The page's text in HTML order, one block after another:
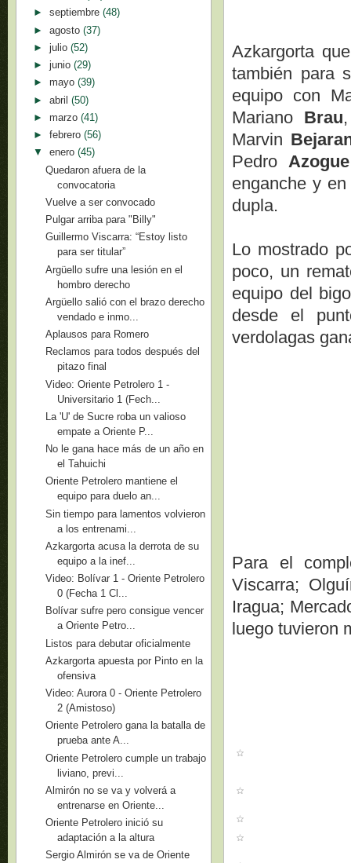
Azkargorta
también para
equipo con
Mariano Brau
Marvin
Pedro
enganche y
dupla.
Lo mostrado
poco, un
equipo del
desde el
verdolagas
Para el
Viscarra;
Iragua;
luego tuvieron
► septiembre (48)
► agosto (37)
► julio (52)
► junio (29)
► mayo (39)
► abril (50)
► marzo (41)
► febrero (56)
▼ enero (45)
Quedaron afuera de la
convocatoria
Vuelve a ser convocado
Pulgar arriba para "Billy"
Guillermo Viscarra: “Estoy listo
para ser titular”
Argüello sufre una lesión en el
hombro derecho
Argüello salió con el brazo derecho
vendado e inmo...
Aplausos para Romero
Reclamos para todos después del
pitazo final
Video: Oriente Petrolero 1 -
Universitario 1 (Fech...
La 'U' de Sucre roba un valioso
empate a Oriente P...
No le gana hace más de un año en
el Tahuichi
Oriente Petrolero mantiene el
equipo para duelo an...
Sin tiempo para lamentos volvieron
a los entrenami...
Azkargorta acusa la derrota de su
equipo a la inef...
Video: Bolívar 1 - Oriente Petrolero
0 (Fecha 1 Cl...
Bolívar sufre pero consigue vencer
a Oriente Petro...
Listos para debutar oficialmente
Azkargorta apuesta por Pinto en la
ofensiva
Video: Aurora 0 - Oriente Petrolero
2 (Amistoso)
Oriente Petrolero gana la batalla de
prueba ante A...
Oriente Petrolero cumple un trabajo
liviano, previ...
Almirón no se va y volverá a
entrenarse en Oriente...
Oriente Petrolero inició su
adaptación a la altura
Sergio Almirón se va de Oriente